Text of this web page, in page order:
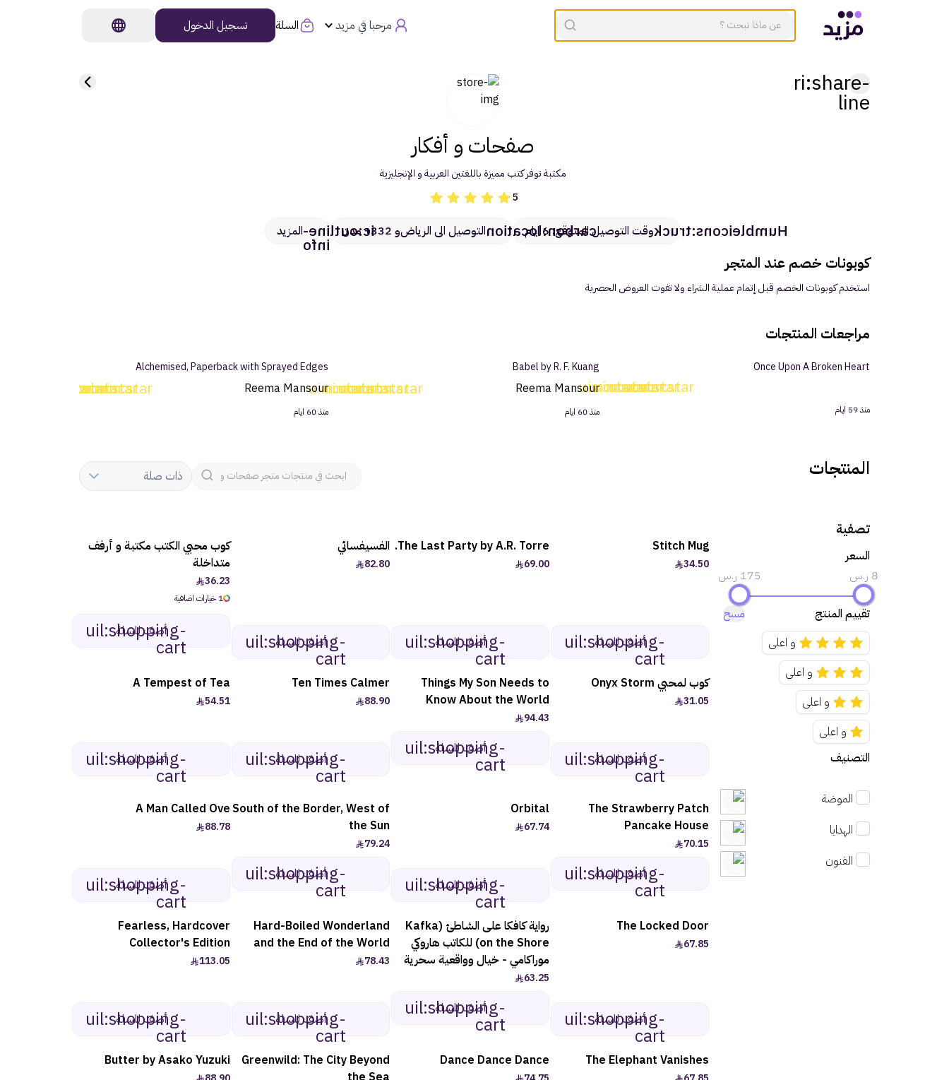
مرحبا في مزيد السلة تسجيل الدخول
ri:share-
line
صفحات و أفكار
مكتبة توفر كتب مميزة باللغتين العربية و الإنجليزية
5
ic:outline-
info
المزيد carbon:locationالتوصيل الى الرياضو 332+ مدن Humbleicons:truckوقت التوصيل المتوقع: 6 ايام
كوبونات خصم عند المتجر
استخدم كوبونات الخصم قبل إتمام عملية الشراء ولا تفوت العروض الحصرية
مراجعات المنتجات
Once Upon A Broken Heart
uim:star
uim:star
uim:star
uim:star
uim:star
منذ 59 ايام
Babel by R. F. Kuang
Reema Mansour
uim:star
uim:star
uim:star
uim:star
uim:star
منذ 60 ايام
Alchemised, Paperback with Sprayed Edges
Reema Mansour
uim:star
uim:star
uim:star
uim:star
uim:star
منذ 60 ايام
المنتجات ذات صلة
تصفية
السعر
8 ر.س
175 ر.س
تقييم المنتج
مسح
و اعلى
و اعلى
و اعلى
و اعلى
التصنيف
الموضة
الهدايا
الفنون
Stitch Mug
34.50
uil:shopping-
cart
أضف للسلة
The Last Party by A.R. Torre.
69.00
uil:shopping-
cart
أضف للسلة
الفسيفسائي
82.80
uil:shopping-
cart
أضف للسلة
كوب محبي الكتب مكتبة و أرفف
متداخلة
36.23
1 خيارات اضافية
uil:shopping-
cart
أضف للسلة
كوب لمحبي Onyx Storm
31.05
uil:shopping-
cart
أضف للسلة
Things My Son Needs to
Know About the World
94.43
uil:shopping-
cart
أضف للسلة
Ten Times Calmer
88.90
uil:shopping-
cart
أضف للسلة
A Tempest of Tea
54.51
uil:shopping-
cart
أضف للسلة
The Strawberry Patch
Pancake House
70.15
uil:shopping-
cart
أضف للسلة
Orbital
67.74
uil:shopping-
cart
أضف للسلة
South of the Border, West of
the Sun
79.24
uil:shopping-
cart
أضف للسلة
A Man Called Ove
88.78
uil:shopping-
cart
أضف للسلة
The Locked Door
67.85
uil:shopping-
cart
أضف للسلة
رواية كافكا على الشاطئ (Kafka
on the Shore) للكاتب هاروكي
موراكامي - خيال وواقعية سحرية
63.25
uil:shopping-
cart
أضف للسلة
Hard-Boiled Wonderland
and the End of the World
78.43
uil:shopping-
cart
أضف للسلة
Fearless, Hardcover
Collector's Edition
113.05
uil:shopping-
cart
أضف للسلة
The Elephant Vanishes
Dance Dance Dance
Greenwild: The City Beyond
Butter by Asako Yuzuki